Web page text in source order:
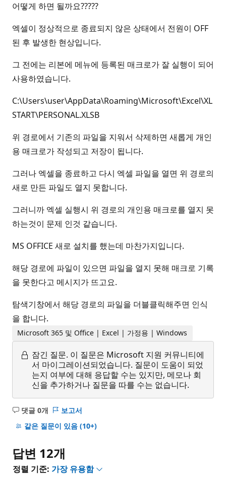
어떻게 하면 될까요?????
엑셀이 정상적으로 종료되지 않은 상태에서 전원이 OFF
된 후 발생한 현상입니다.
그 전에는 리본에 메뉴에 등록된 매크로가 잘 실행이 되어
사용하였습니다.
C:\Users\user\AppData\Roaming\Microsoft\Excel\XL
START\PERSONAL.XLSB
위 경로에서 기존의 파일을 지워서 삭제하면 새롭게 개인
용 매크로가 작성되고 저장이 됩니다.
그러나 엑셀을 종료하고 다시 엑셀 파일을 열면 위 경로의
새로 만든 파일도 열지 못합니다.
그러니까 엑셀 실행시 위 경로의 개인용 매크로를 열지 못
하는것이 문제 인것 같습니다.
MS OFFICE 새로 설치를 했는데 마찬가지입니다.
해당 경로에 파일이 있으면 파일을 열지 못해 매크로 기록
을 못한다고 메시지가 뜨고요.
탐색기창에서 해당 경로의 파일을 더블클릭해주면 인식
을 합니다.
Microsoft 365 및 Office | Excel | 가정용 | Windows
잠긴 질문. 이 질문은 Microsoft 지원 커뮤니티에
서 마이그레이션되었습니다. 질문이 도움이 되었
는지 여부에 대해 응답할 수는 있지만, 메모나 회
신을 추가하거나 질문을 따를 수는 없습니다.
댓글 0개
설
명
음
보고서
같은 질문이 있음 (10+)
답변 12개
정렬 기준: 가장 유용함